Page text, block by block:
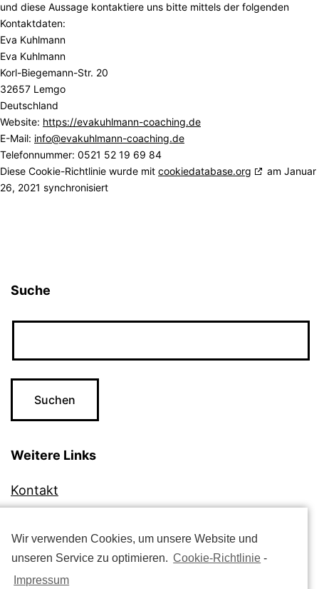
Wir verwenden Cookies, um unsere Website und
unseren Service zu optimieren. Cookie-Richtlinie -
Impressum
und diese Aussage kontaktiere uns bitte mittels der folgenden
Kontaktdaten:
Eva Kuhlmann
Eva Kuhlmann
Korl-Biegemann-Str. 20
32657 Lemgo
Deutschland
Website: https://evakuhlmann-coaching.de
E-Mail: info@evakuhlmann-coaching.de
Telefonnummer: 0521 52 19 69 84
Diese Cookie-Richtlinie wurde mit cookiedatabase.org
am Januar
26, 2021 synchronisiert
Suche
Weitere Links
Kontakt
Datenschutzerklärung
Cookie-Richtlinie (EU)